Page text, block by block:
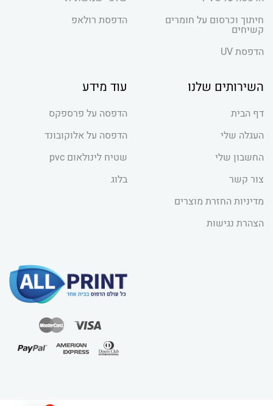
חיתוך וכרסום על חומרים
קשיחים
הדפסת UV
הדפסת רולאפ
השירותים שלנו
דף הבית
העגלה שלי
החשבון שלי
צור קשר
מדיניות החזרת מוצרים
הצהרת נגישות
עוד מידע
הדפסה על פרספקס
הדפסה על אלוקובונד
שטיח לינולאום pvc
בלוג